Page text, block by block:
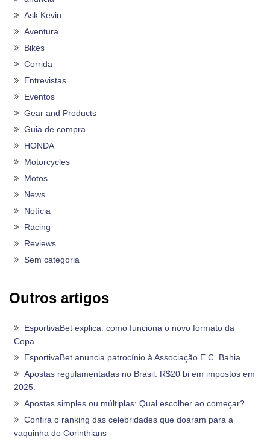
Ask Kevin
Aventura
Bikes
Corrida
Entrevistas
Eventos
Gear and Products
Guia de compra
HONDA
Motorcycles
Motos
News
Notícia
Racing
Reviews
Sem categoria
Outros artigos
EsportivaBet explica: como funciona o novo formato da
Copa
EsportivaBet anuncia patrocínio à Associação E.C. Bahia
Apostas regulamentadas no Brasil: R$20 bi em impostos em
2025.
Apostas simples ou múltiplas: Qual escolher ao começar?
Confira o ranking das celebridades que doaram para a
vaquinha do Corinthians